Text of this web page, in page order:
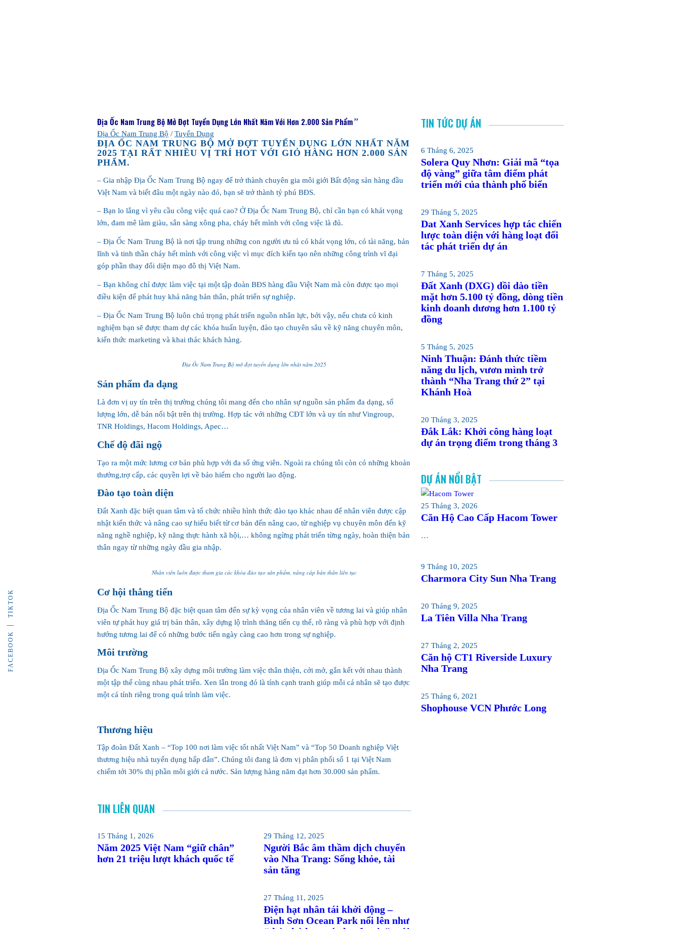
FACEBOOK
TIKTOK
Địa Ốc Nam Trung Bộ Mở Đợt Tuyển Dụng Lớn Nhất Năm Với Hơn 2.000 Sản Phẩm”
Địa Ốc Nam Trung Bộ / Tuyển Dụng
ĐỊA ỐC NAM TRUNG BỘ MỞ ĐỢT TUYỂN DỤNG LỚN NHẤT NĂM
2025 TẠI RẤT NHIỀU VỊ TRÍ HOT VỚI GIỎ HÀNG HƠN 2.000 SẢN
PHẨM.
– Gia nhập Địa Ốc Nam Trung Bộ ngay để trở thành chuyên gia môi giới Bất động sản hàng đầu
Việt Nam và biết đâu một ngày nào đó, bạn sẽ trở thành tỷ phú BĐS.
– Bạn lo lắng vì yêu cầu công việc quá cao? Ở Địa Ốc Nam Trung Bộ, chỉ cần bạn có khát vọng
lớn, đam mê làm giàu, sẵn sàng xông pha, cháy hết mình với công việc là đủ.
– Địa Ốc Nam Trung Bộ là nơi tập trung những con người ưu tú có khát vọng lớn, có tài năng, bản
lĩnh và tinh thần cháy hết mình với công việc vì mục đích kiến tạo nên những công trình vĩ đại
góp phần thay đổi diện mạo đô thị Việt Nam.
– Bạn không chỉ được làm việc tại một tập đoàn BĐS hàng đầu Việt Nam mà còn được tạo mọi
điều kiện để phát huy khả năng bản thân, phát triển sự nghiệp.
– Địa Ốc Nam Trung Bộ luôn chú trọng phát triển nguồn nhân lực, bởi vậy, nếu chưa có kinh
nghiệm bạn sẽ được tham dự các khóa huấn luyện, đào tạo chuyên sâu về kỹ năng chuyên môn,
kiến thức marketing và khai thác khách hàng.
Địa Ốc Nam Trung Bộ mở đợt tuyển dụng lớn nhất năm 2025
Sản phẩm đa dạng
Là đơn vị uy tín trên thị trường chúng tôi mang đến cho nhân sự nguồn sản phẩm đa dạng, số
lượng lớn, dễ bán nổi bật trên thị trường. Hợp tác với những CĐT lớn và uy tín như Vingroup,
TNR Holdings, Hacom Holdings, Apec…
Chế độ đãi ngộ
Tạo ra một mức lương cơ bản phù hợp với đa số ứng viên. Ngoài ra chúng tôi còn có những khoản
thưởng,trợ cấp, các quyền lợi về bảo hiểm cho người lao động.
Đào tạo toàn diện
Đất Xanh đặc biệt quan tâm và tổ chức nhiều hình thức đào tạo khác nhau để nhân viên được cập
nhật kiến thức và nâng cao sự hiểu biết từ cơ bản đến nâng cao, từ nghiệp vụ chuyên môn đến kỹ
năng nghề nghiệp, kỹ năng thực hành xã hội,… không ngừng phát triển từng ngày, hoàn thiện bản
thân ngay từ những ngày đầu gia nhập.
Nhân viên luôn được tham gia các khóa đào tạo sản phẩm, nâng cấp bản thân liên tục
Cơ hội thẳng tiến
Địa Ốc Nam Trung Bộ đặc biệt quan tâm đến sự kỳ vọng của nhân viên về tương lai và giúp nhân
viên tự phát huy giá trị bản thân, xây dựng lộ trình thăng tiến cụ thể, rõ ràng và phù hợp với định
hướng tương lai để có những bước tiến ngày càng cao hơn trong sự nghiệp.
Môi trường
Địa Ốc Nam Trung Bộ xây dựng môi trường làm việc thân thiện, cởi mở, gắn kết với nhau thành
một tập thể cùng nhau phát triển. Xen lẫn trong đó là tính cạnh tranh giúp mỗi cá nhân sẽ tạo được
một cá tính riêng trong quá trình làm việc.
Thương hiệu
Tập đoàn Đất Xanh – “Top 100 nơi làm việc tốt nhất Việt Nam” và “Top 50 Doanh nghiệp Việt
thương hiệu nhà tuyển dụng hấp dẫn”. Chúng tôi đang là đơn vị phân phối số 1 tại Việt Nam
chiếm tới 30% thị phần môi giới cả nước. Sản lượng hàng năm đạt hơn 30.000 sản phẩm.
TIN LIÊN QUAN
15 Tháng 1, 2026
Năm 2025 Việt Nam “giữ chân”
hơn 21 triệu lượt khách quốc tế
29 Tháng 12, 2025
Người Bắc âm thầm dịch chuyển
vào Nha Trang: Sống khỏe, tài
sản tăng
27 Tháng 11, 2025
Điện hạt nhân tái khởi động –
Bình Sơn Ocean Park nổi lên như
TIN TỨC DỰ ÁN
6 Tháng 6, 2025
Solera Quy Nhơn: Giải mã “tọa
độ vàng” giữa tâm điểm phát
triển mới của thành phố biển
29 Tháng 5, 2025
Dat Xanh Services hợp tác chiến
lược toàn diện với hàng loạt đối
tác phát triển dự án
7 Tháng 5, 2025
Đất Xanh (DXG) dồi dào tiền
mặt hơn 5.100 tỷ đồng, dòng tiền
kinh doanh dương hơn 1.100 tỷ
đồng
5 Tháng 5, 2025
Ninh Thuận: Đánh thức tiềm
năng du lịch, vươn mình trở
thành “Nha Trang thứ 2” tại
Khánh Hoà
20 Tháng 3, 2025
Đắk Lắk: Khởi công hàng loạt
dự án trọng điểm trong tháng 3
DỰ ÁN NỔI BẬT
25 Tháng 3, 2026
Căn Hộ Cao Cấp Hacom Tower
…
9 Tháng 10, 2025
Charmora City Sun Nha Trang
20 Tháng 9, 2025
La Tiên Villa Nha Trang
27 Tháng 2, 2025
Căn hộ CT1 Riverside Luxury
Nha Trang
25 Tháng 6, 2021
Shophouse VCN Phước Long